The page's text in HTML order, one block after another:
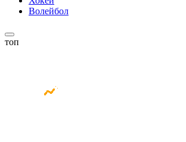
Волейбол
топ